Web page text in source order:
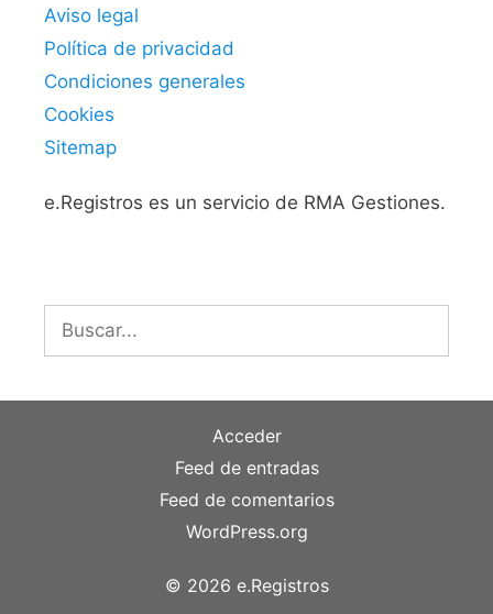
Aviso legal
Política de privacidad
Condiciones generales
Cookies
Sitemap
e.Registros es un servicio de RMA Gestiones.
Buscar:
Acceder
Feed de entradas
Feed de comentarios
WordPress.org
© 2026 e.Registros